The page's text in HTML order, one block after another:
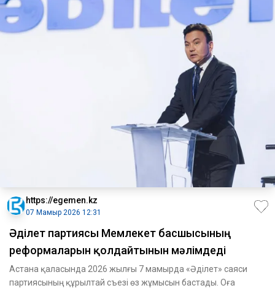
https://egemen.kz
07 Мамыр 2026 12:31
Әділет партиясы Мемлекет басшысының
реформаларын қолдайтынын мәлімдеді
Астана қаласында 2026 жылғы 7 мамырда «Әділет» саяси
партиясының құрылтай съезі өз жұмысын бастады. Оға